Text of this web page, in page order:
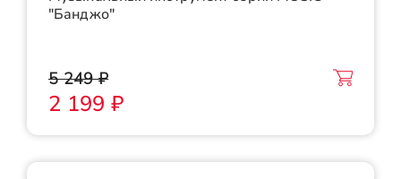
"Банджо"
5 249 ₽
2 199 ₽